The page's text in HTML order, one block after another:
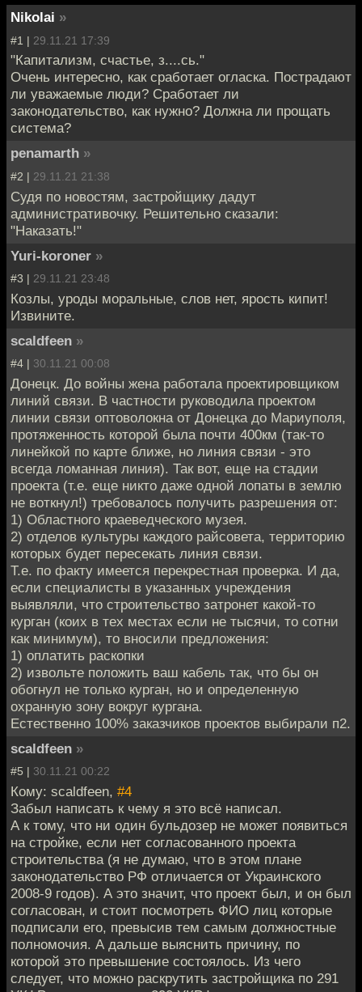
Nikolai »
#1 | 29.11.21 17:39
"Капитализм, счастье, з....сь."
Очень интересно, как сработает огласка. Пострадают
ли уважаемые люди? Сработает ли
законодательство, как нужно? Должна ли прощать
система?
penamarth »
#2 | 29.11.21 21:38
Судя по новостям, застройщику дадут
административочку. Решительно сказали:
"Наказать!"
Yuri-koroner »
#3 | 29.11.21 23:48
Козлы, уроды моральные, слов нет, ярость кипит!
Извините.
scaldfeen »
#4 | 30.11.21 00:08
Донецк. До войны жена работала проектировщиком
линий связи. В частности руководила проектом
линии связи оптоволокна от Донецка до Мариуполя,
протяженность которой была почти 400км (так-то
линейкой по карте ближе, но линия связи - это
всегда ломанная линия). Так вот, еще на стадии
проекта (т.е. еще никто даже одной лопаты в землю
не воткнул!) требовалось получить разрешения от:
1) Областного краеведческого музея.
2) отделов культуры каждого райсовета, территорию
которых будет пересекать линия связи.
Т.е. по факту имеется перекрестная проверка. И да,
если специалисты в указанных учреждения
выявляли, что строительство затронет какой-то
курган (коих в тех местах если не тысячи, то сотни
как минимум), то вносили предложения:
1) оплатить раскопки
2) извольте положить ваш кабель так, что бы он
обогнул не только курган, но и определенную
охранную зону вокруг кургана.
Естественно 100% заказчиков проектов выбирали п2.
scaldfeen »
#5 | 30.11.21 00:22
Кому: scaldfeen, #4
Забыл написать к чему я это всё написал.
А к тому, что ни один бульдозер не может появиться
на стройке, если нет согласованного проекта
строительства (я не думаю, что в этом плане
законодательство РФ отличается от Украинского
2008-9 годов). А это значит, что проект был, и он был
согласован, и стоит посмотреть ФИО лиц которые
подписали его, превысив тем самым должностные
полномочия. А дальше выяснить причину, по
которой это превышение состоялось. Из чего
следует, что можно раскрутить застройщика по 291